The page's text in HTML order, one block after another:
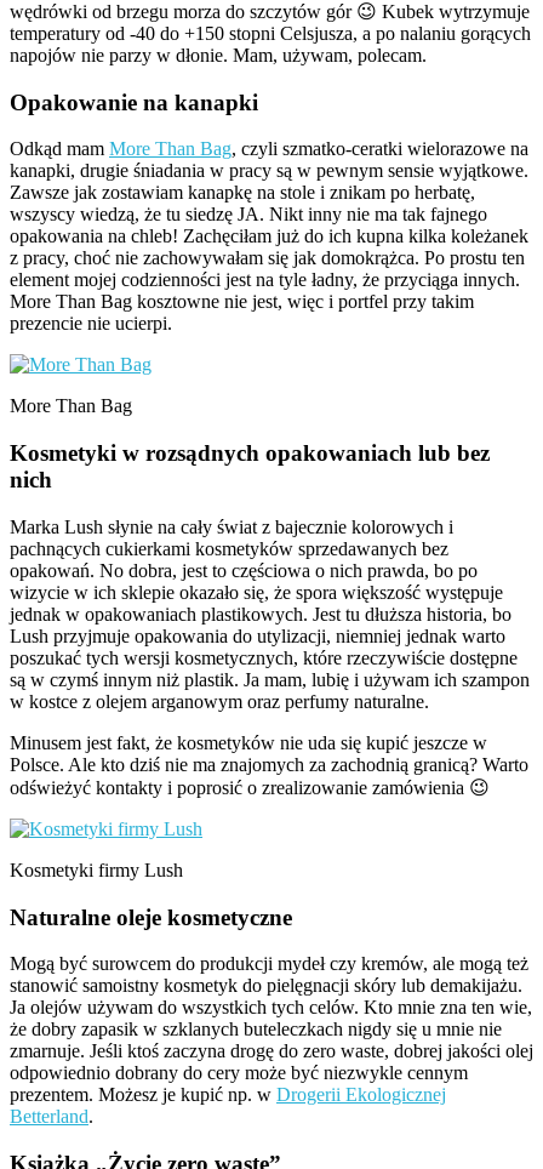
wędrówki od brzegu morza do szczytów gór 😉 Kubek wytrzymuje
temperatury od -40 do +150 stopni Celsjusza, a po nalaniu gorących
napojów nie parzy w dłonie. Mam, używam, polecam.
Opakowanie na kanapki
Odkąd mam More Than Bag, czyli szmatko-ceratki wielorazowe na
kanapki, drugie śniadania w pracy są w pewnym sensie wyjątkowe.
Zawsze jak zostawiam kanapkę na stole i znikam po herbatę,
wszyscy wiedzą, że tu siedzę JA. Nikt inny nie ma tak fajnego
opakowania na chleb! Zachęciłam już do ich kupna kilka koleżanek
z pracy, choć nie zachowywałam się jak domokrążca. Po prostu ten
element mojej codzienności jest na tyle ładny, że przyciąga innych.
More Than Bag kosztowne nie jest, więc i portfel przy takim
prezencie nie ucierpi.
More Than Bag
Kosmetyki w rozsądnych opakowaniach lub bez
nich
Marka Lush słynie na cały świat z bajecznie kolorowych i
pachnących cukierkami kosmetyków sprzedawanych bez
opakowań. No dobra, jest to częściowa o nich prawda, bo po
wizycie w ich sklepie okazało się, że spora większość występuje
jednak w opakowaniach plastikowych. Jest tu dłuższa historia, bo
Lush przyjmuje opakowania do utylizacji, niemniej jednak warto
poszukać tych wersji kosmetycznych, które rzeczywiście dostępne
są w czymś innym niż plastik. Ja mam, lubię i używam ich szampon
w kostce z olejem arganowym oraz perfumy naturalne.
Minusem jest fakt, że kosmetyków nie uda się kupić jeszcze w
Polsce. Ale kto dziś nie ma znajomych za zachodnią granicą? Warto
odświeżyć kontakty i poprosić o zrealizowanie zamówienia 😉
Kosmetyki firmy Lush
Naturalne oleje kosmetyczne
Mogą być surowcem do produkcji mydeł czy kremów, ale mogą też
stanowić samoistny kosmetyk do pielęgnacji skóry lub demakijażu.
Ja olejów używam do wszystkich tych celów. Kto mnie zna ten wie,
że dobry zapasik w szklanych buteleczkach nigdy się u mnie nie
zmarnuje. Jeśli ktoś zaczyna drogę do zero waste, dobrej jakości olej
odpowiednio dobrany do cery może być niezwykle cennym
prezentem. Możesz je kupić np. w Drogerii Ekologicznej
Betterland.
Książka „Życie zero waste”